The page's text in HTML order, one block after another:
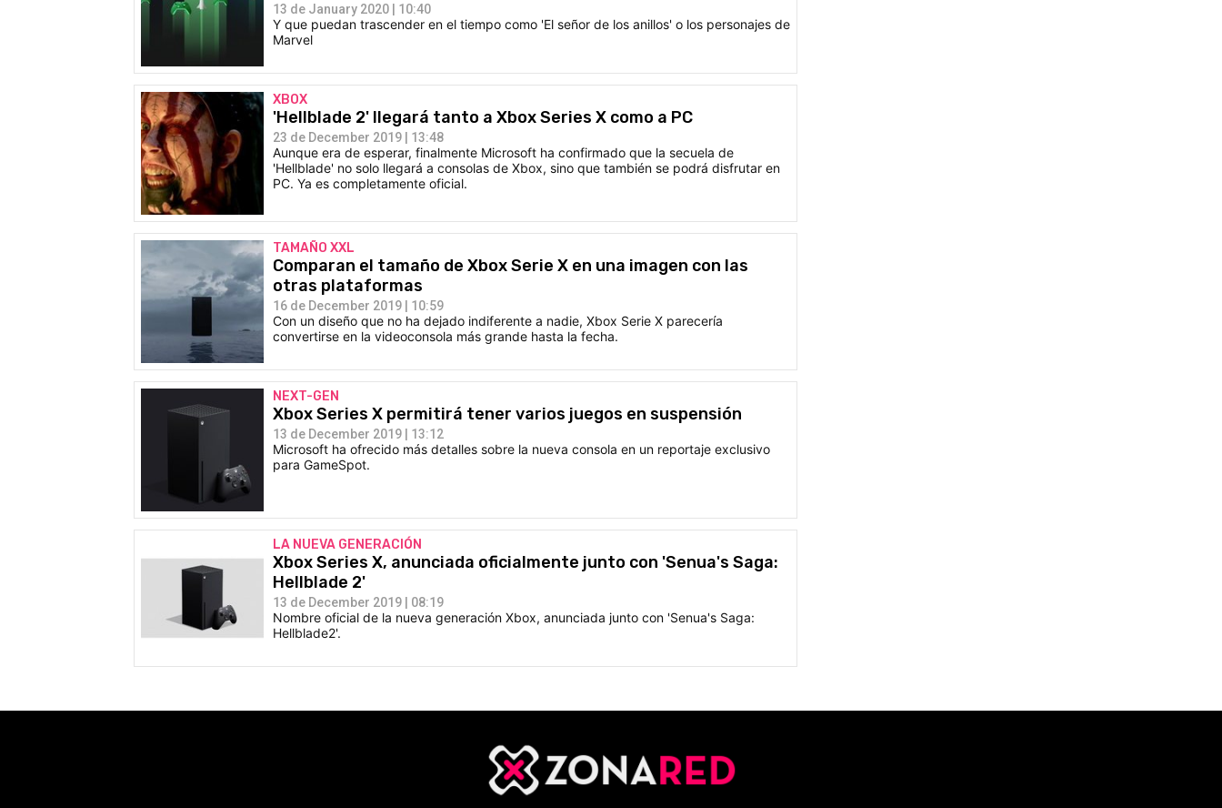
13 de January 2020 | 10:40
Y que puedan trascender en el tiempo como 'El señor de los anillos' o los personajes de
Marvel
XBOX
'Hellblade 2' llegará tanto a Xbox Series X como a PC
23 de December 2019 | 13:48
Aunque era de esperar, finalmente Microsoft ha confirmado que la secuela de
'Hellblade' no solo llegará a consolas de Xbox, sino que también se podrá disfrutar en
PC. Ya es completamente oficial.
TAMAÑO XXL
Comparan el tamaño de Xbox Serie X en una imagen con las
otras plataformas
16 de December 2019 | 10:59
Con un diseño que no ha dejado indiferente a nadie, Xbox Serie X parecería
convertirse en la videoconsola más grande hasta la fecha.
NEXT-GEN
Xbox Series X permitirá tener varios juegos en suspensión
13 de December 2019 | 13:12
Microsoft ha ofrecido más detalles sobre la nueva consola en un reportaje exclusivo
para GameSpot.
LA NUEVA GENERACIÓN
Xbox Series X, anunciada oficialmente junto con 'Senua's Saga:
Hellblade 2'
13 de December 2019 | 08:19
Nombre oficial de la nueva generación Xbox, anunciada junto con 'Senua's Saga:
Hellblade2'.